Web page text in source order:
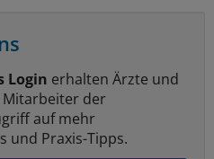
Login erhalten Ärzte und
der
auf mehr
und Praxis-Tipps.